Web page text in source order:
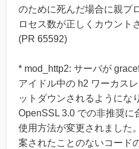
のために死んだ場合に親プ
ロセス数が正しくカウント
(PR 65592)
* mod_http2: サーバが
アイドル中の h2 ワーカス
ットダウンされるようにな
OpenSSL 3.0 での非推奨に
使用方法が変更されました
案されたことのないコード